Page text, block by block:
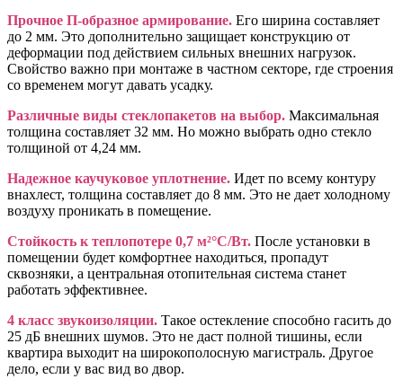
Прочное П-образное армирование. Его ширина составляет
до 2 мм. Это дополнительно защищает конструкцию от
деформации под действием сильных внешних нагрузок.
Свойство важно при монтаже в частном секторе, где строения
со временем могут давать усадку.
Различные виды стеклопакетов на выбор. Максимальная
толщина составляет 32 мм. Но можно выбрать одно стекло
толщиной от 4,24 мм.
Надежное каучуковое уплотнение. Идет по всему контуру
внахлест, толщина составляет до 8 мм. Это не дает холодному
воздуху проникать в помещение.
Стойкость к теплопотере 0,7 м²°С/Вт. После установки в
помещении будет комфортнее находиться, пропадут
сквозняки, а центральная отопительная система станет
работать эффективнее.
4 класс звукоизоляции. Такое остекление способно гасить до
25 дБ внешних шумов. Это не даст полной тишины, если
квартира выходит на широкополосную магистраль. Другое
дело, если у вас вид во двор.